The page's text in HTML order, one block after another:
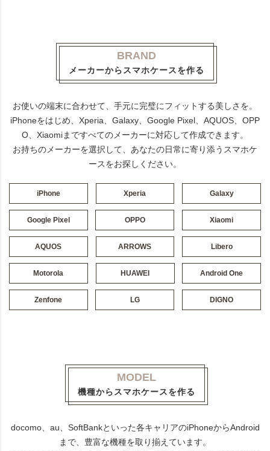
BRAND
メーカーからスマホケースを作る
お使いの端末に合わせて、手元に完璧にフィットする美しさを。
iPhoneをはじめ、Xperia、Galaxy、Google Pixel、AQUOS、OPP
O、Xiaomiまですべてのメーカーに対応して作成できます。
お持ちのメーカーを選択して、あなたの日常に寄り添うスマホケ
ースをお探しください。
iPhone Xperia Galaxy
Google Pixel OPPO Xiaomi
AQUOS ARROWS Libero
Motorola HUAWEI Android One
Zenfone LG DIGNO
MODEL
機種からスマホケースを作る
docomo、au、SoftBankといった各キャリアのiPhoneからAndroid
まで、豊富な機種を取り揃えています。